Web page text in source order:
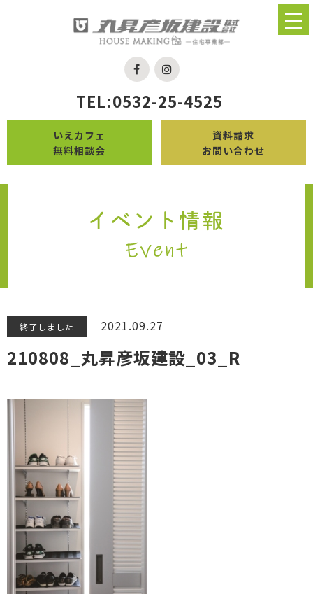
TEL:0532-25-4525
いえカフェ
無料相談会
資料請求
お問い合わせ
終了しました 2021.09.27
210808_丸昇彦坂建設_03_R